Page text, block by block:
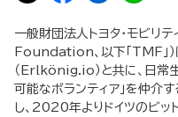
一般財団法人トヨタ･モビ
Foundation、以下「TMF」）
（Erlkönig.io）と共に、日常
可能なボランティア」を仲介す
し、2020年よりドイツのビッ